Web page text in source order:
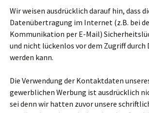
Wir weisen ausdrücklich darauf hin, dass
Datenübertragung im Internet (z.B. bei
Kommunikation per E-Mail)
und nicht lückenlos vor dem Zugriff
werden kann.
Die Verwendung der Kontaktdaten
gewerblichen Werbung ist ausdrücklich
sei denn wir hatten zuvor unsere